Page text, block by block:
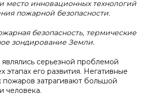
место инновационных технологий
пожарной безопасности.
безопасность, термические
зондирование Земли.
серьезной проблемой
этапах его развития. Негативные
пожаров затрагивают большой
человека.